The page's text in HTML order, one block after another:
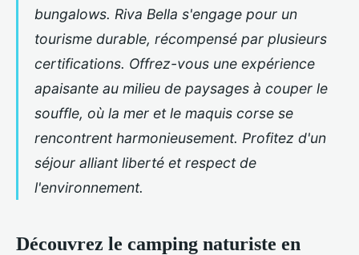
bungalows. Riva Bella s'engage pour un
tourisme durable, récompensé par plusieurs
certifications. Offrez-vous une expérience
apaisante au milieu de paysages à couper le
souffle, où la mer et le maquis corse se
rencontrent harmonieusement. Profitez d'un
séjour alliant liberté et respect de
l'environnement.
Découvrez le camping naturiste en